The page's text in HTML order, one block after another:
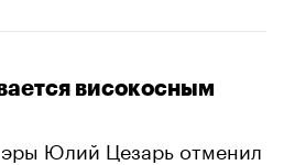
високосным
Юлий Цезарь отменил